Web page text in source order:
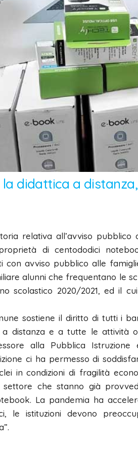
didattica a
relativa all’avviso pubblico
di centododici
con avviso pubblico alle
alunni che frequentano le
scolastico 2020/2021, ed il
sostiene il diritto di tutti i
distanza e a tutte le attività
alla Pubblica
ci ha permesso di
in condizioni di fragilità
settore che stanno già
La pandemia ha
le istituzioni devono